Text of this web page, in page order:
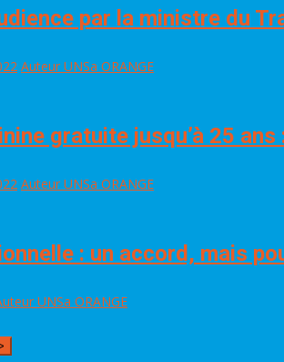
par la ministre du
Auteur UNSa ORANGE
gratuite jusqu’à 25 ans
Auteur UNSa ORANGE
: un accord, mais
UNSa ORANGE